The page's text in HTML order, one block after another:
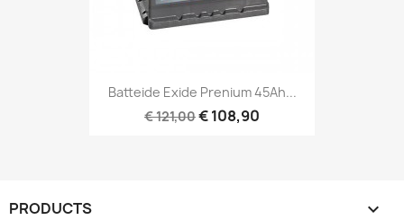
Batteide Exide Prenium 45Ah...
€ 121,00€ 108,90
PRODUCTS 